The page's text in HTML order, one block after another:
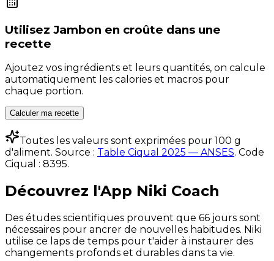
Utilisez Jambon en croûte dans une
recette
Ajoutez vos ingrédients et leurs quantités, on calcule
automatiquement les calories et macros pour
chaque portion.
Calculer ma recette
Toutes les valeurs sont exprimées pour 100 g
d'aliment. Source : Table Ciqual 2025 — ANSES. Code
Ciqual : 8395.
Découvrez l'App Niki Coach
Des études scientifiques prouvent que 66 jours sont
nécessaires pour ancrer de nouvelles habitudes. Niki
utilise ce laps de temps pour t'aider à instaurer des
changements profonds et durables dans ta vie.